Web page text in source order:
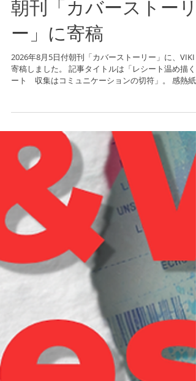
2026/8/5 日本経済新聞
朝刊「カバーストーリ
ー」に寄稿
レシートをボードに貼り重ねてキャンバスをつくり、
アイロンやコテで熱を加え、白黒の濃淡だけで動物や
人物を描き出す——VIKI の代名詞ともいえる「レシ
トアート」。その制作の実際と、なぜレシートだった
のかという原点が、本人の言葉で綴られています。 レ
シートを譲り受けることは、VIKI にとって単なる素
集めではありません。記事のなかで本人はそれを、人
との「会話の切符」と表現しています。作品が生まれ
る前段階に、すでに誰かとのやりとりが折り込まれて
いる——そんな制作のあり方が伝わる一編です。 全文
は下記リンクよりご覧いただけます。